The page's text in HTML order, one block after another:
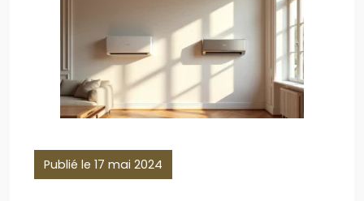
Publié le 17 mai 2024